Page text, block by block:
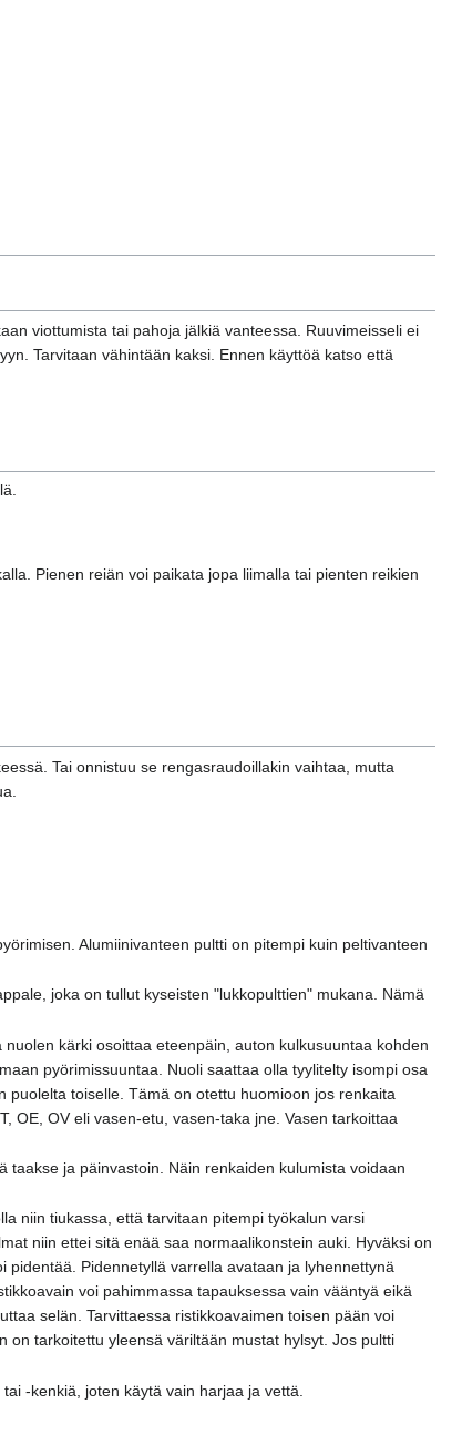
viottumista tai pahoja jälkiä vanteessa. Ruuvimeisseli ei
Tarvitaan vähintään kaksi. Ennen käyttöä katso että
Pienen reiän voi paikata jopa liimalla tai pienten reikien
Tai onnistuu se rengasraudoillakin vaihtaa, mutta
Alumiinivanteen pultti on pitempi kuin peltivanteen
joka on tullut kyseisten "lukkopulttien" mukana. Nämä
kärki osoittaa eteenpäin, auton kulkusuuntaa kohden
pyörimissuuntaa. Nuoli saattaa olla tyylitelty isompi osa
toiselle. Tämä on otettu huomioon jos renkaita
OE, OV eli vasen-etu, vasen-taka jne. Vasen tarkoittaa
ja päinvastoin. Näin renkaiden kulumista voidaan
niin tiukassa, että tarvitaan pitempi työkalun varsi
niin ettei sitä enää saa normaalikonstein auki. Hyväksi on
Pidennetyllä varrella avataan ja lyhennettynä
voi pahimmassa tapauksessa vain vääntyä eikä
selän. Tarvittaessa ristikkoavaimen toisen pään voi
on tarkoitettu yleensä väriltään mustat hylsyt. Jos pultti
-kenkiä, joten käytä vain harjaa ja vettä.